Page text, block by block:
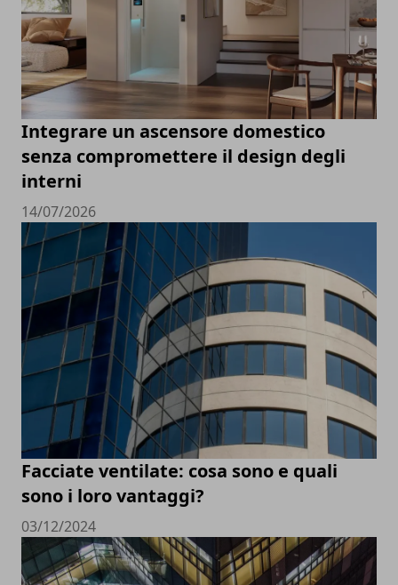
Integrare un ascensore domestico
senza compromettere il design degli
interni
14/07/2026
Facciate ventilate: cosa sono e quali
sono i loro vantaggi?
03/12/2024